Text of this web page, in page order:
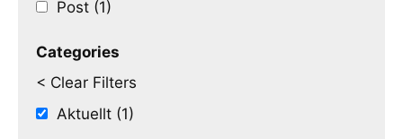
Post (1)
Categories
< Clear Filters
Aktuellt (1)